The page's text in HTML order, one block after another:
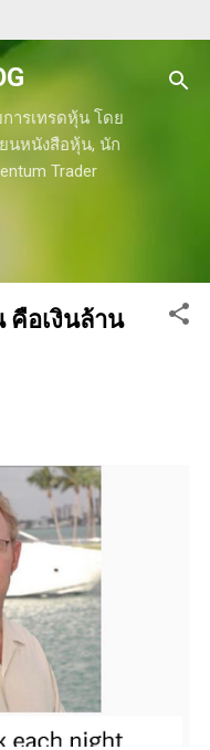
ารเทรดหุ้น โดย
นหนังสือหุ้น, นัก
Trader
คือเงินล้าน